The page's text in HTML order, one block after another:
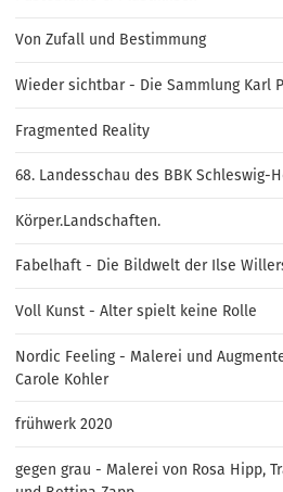
Von Zufall und Bestimmung
Wieder sichtbar - Die Sammlung Karl
Fragmented Reality
68. Landesschau des BBK Schleswig-
Körper.Landschaften.
Fabelhaft - Die Bildwelt der Ilse
Voll Kunst - Alter spielt keine Rolle
Nordic Feeling - Malerei und
Carole Kohler
frühwerk 2020
gegen grau - Malerei von Rosa Hipp,